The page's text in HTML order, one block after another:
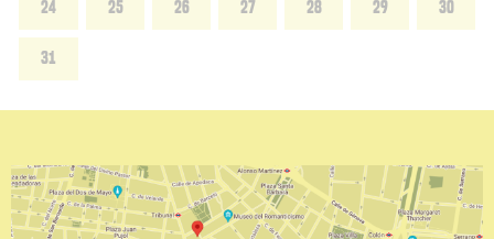
24 25 26 27 28 29 30
31